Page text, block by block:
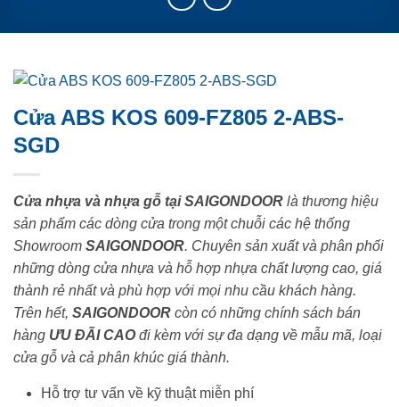
Cửa ABS KOS 609-FZ805 2-ABS-
SGD
Cửa nhựa và nhựa gỗ tại SAIGONDOOR là thương hiệu
sản phẩm các dòng cửa trong một chuỗi các hệ thống
Showroom SAIGONDOOR. Chuyên sản xuất và phân phối
những dòng cửa nhựa và hỗ hợp nhựa chất lượng cao, giá
thành rẻ nhất và phù hợp với mọi nhu cầu khách hàng.
Trên hết, SAIGONDOOR còn có những chính sách bán
hàng ƯU ĐÃI CAOđi kèm với sự đa dạng về mẫu mã, loại
cửa gỗ và cả phân khúc giá thành.
Hỗ trợ tư vấn về kỹ thuật miễn phí